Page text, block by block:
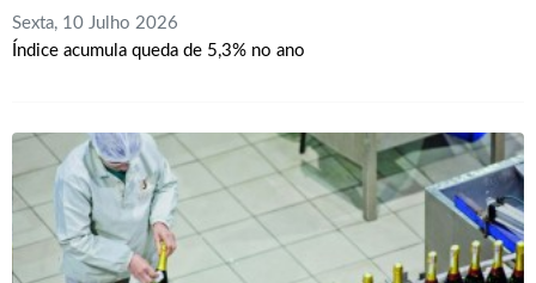
Sexta, 10 Julho 2026
Índice acumula queda de 5,3% no ano